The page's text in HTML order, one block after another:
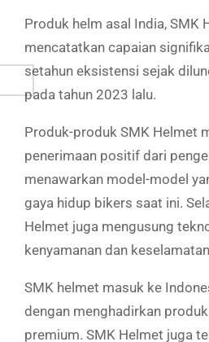
Produk helm asal India, SMK
mencatatkan capaian
setahun eksistensi sejak
pada tahun 2023 lalu.
Produk-produk SMK Helmet
penerimaan positif dari
menawarkan model-model
gaya hidup bikers saat ini.
Helmet juga mengusung
kenyamanan dan
SMK helmet masuk ke
dengan menghadirkan
premium. SMK Helmet juga